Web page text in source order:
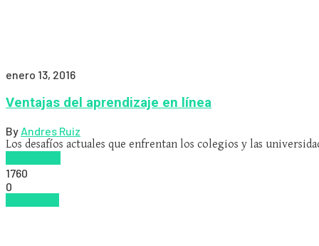
enero 13, 2016
Ventajas del aprendizaje en línea
By Andres Ruiz
Los desafíos actuales que enfrentan los colegios y las
1760
0